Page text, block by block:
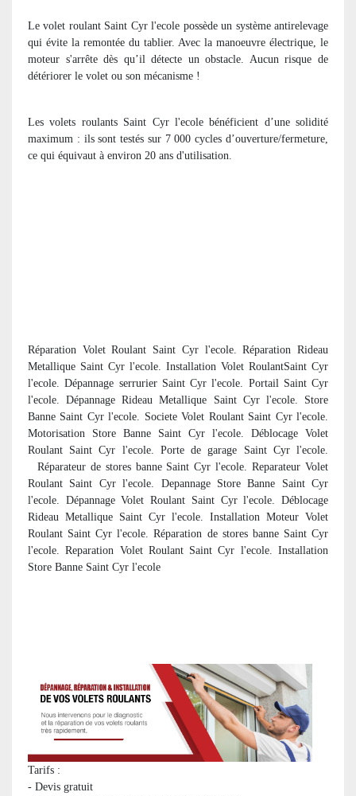
Le volet roulant Saint Cyr l'ecole possède un système antirelevage
qui évite la remontée du tablier. Avec la manoeuvre électrique, le
moteur s'arrête dès qu’il détecte un obstacle. Aucun risque de
détériorer le volet ou son mécanisme !
Les volets roulants Saint Cyr l'ecole bénéficient d’une solidité
maximum : ils sont testés sur 7 000 cycles d’ouverture/fermeture,
ce qui équivaut à environ 20 ans d'utilisation.
Réparation Volet Roulant Saint Cyr l'ecole. Réparation Rideau
Metallique Saint Cyr l'ecole. Installation Volet RoulantSaint Cyr
l'ecole. Dépannage serrurier Saint Cyr l'ecole. Portail Saint Cyr
l'ecole. Dépannage Rideau Metallique Saint Cyr l'ecole. Store
Banne Saint Cyr l'ecole. Societe Volet Roulant Saint Cyr l'ecole.
Motorisation Store Banne Saint Cyr l'ecole. Déblocage Volet
Roulant Saint Cyr l'ecole. Porte de garage Saint Cyr l'ecole.
Réparateur de stores banne Saint Cyr l'ecole. Reparateur Volet
Roulant Saint Cyr l'ecole. Depannage Store Banne Saint Cyr
l'ecole. Dépannage Volet Roulant Saint Cyr l'ecole. Déblocage
Rideau Metallique Saint Cyr l'ecole. Installation Moteur Volet
Roulant Saint Cyr l'ecole. Réparation de stores banne Saint Cyr
l'ecole. Reparation Volet Roulant Saint Cyr l'ecole. Installation
Store Banne Saint Cyr l'ecole
Tarifs :
- Devis gratuit